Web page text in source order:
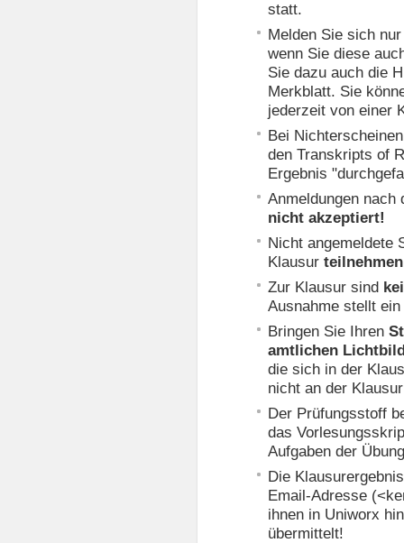
statt.
Melden Sie sich
wenn Sie diese
Sie dazu auch die
Merkblatt. Sie
jederzeit von einer
Bei
den Transkripts of
Ergebnis
Anmeldungen nach
nicht akzeptiert!
Nicht angemeldete
Klausur
Zur Klausur sind
Ausnahme stellt
Bringen Sie Ihren
amtlichen
die sich in der
nicht an der
Der Prüfungsstoff
das
Aufgaben der
Die
Email-Adresse
ihnen in Uniworx
übermittelt!